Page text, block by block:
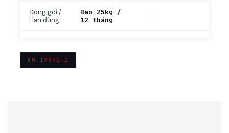
Đóng gói /
Hạn dùng
Bao 25kg /
12 tháng
—
EN 13892-2